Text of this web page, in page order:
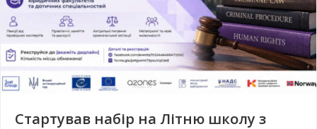
Стартував набір на Літню школу з